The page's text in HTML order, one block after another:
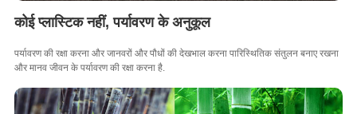
कोई प्लास्टिक नहीं, पर्यावरण के अनुकूल
पर्यावरण की रक्षा करना और जानवरों और पौधों की देखभाल करना पारिस्थितिक संतुलन बनाए रखना
और मानव जीवन के पर्यावरण की रक्षा करना है.